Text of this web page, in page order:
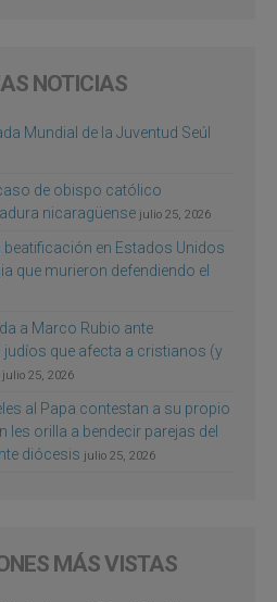
NOTICIAS
Mundial de la Juventud Seúl
de obispo católico
nicaragüense julio 25, 2026
beatificación en Estados Unidos
que murieron defendiendo el
a Marco Rubio ante
que afecta a cristianos (y
julio 25, 2026
al Papa contestan a su propio
les orilla a bendecir parejas del
diócesis julio 25, 2026
MÁS VISTAS